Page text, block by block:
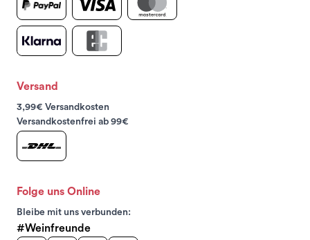
Versand
3,99€ Versandkosten
Versandkostenfrei ab 99€
Folge uns Online
Bleibe mit uns verbunden:
#Weinfreunde